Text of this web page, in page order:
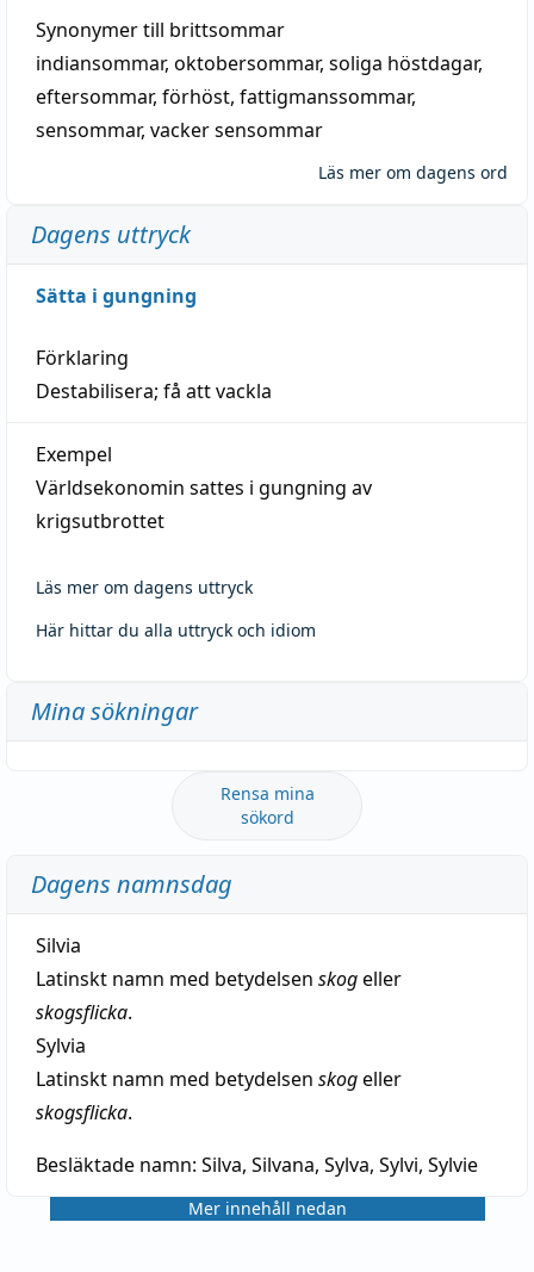
Synonymer till brittsommar
indiansommar, oktobersommar, soliga höstdagar,
eftersommar, förhöst, fattigmanssommar,
sensommar, vacker sensommar
Läs mer om dagens ord
Dagens uttryck
Sätta i gungning
Förklaring
Destabilisera; få att vackla
Exempel
Världsekonomin sattes i gungning av
krigsutbrottet
Läs mer om dagens uttryck
Här hittar du alla uttryck och idiom
Mina sökningar
Rensa mina
sökord
Dagens namnsdag
Silvia
Latinskt namn med betydelsen skogeller
skogsflicka.
Sylvia
Latinskt namn med betydelsen skogeller
skogsflicka.
Besläktade namn: Silva, Silvana, Sylva, Sylvi, Sylvie
Mer innehåll nedan